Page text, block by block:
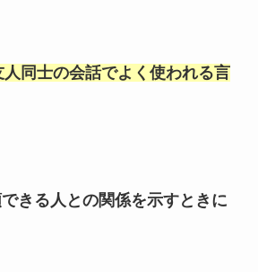
同士の会話でよく使われる言
きる人との関係を示すときに